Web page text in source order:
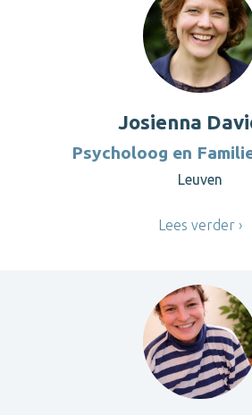
Josienna
Psycholoog en
Leuven
Lees verder